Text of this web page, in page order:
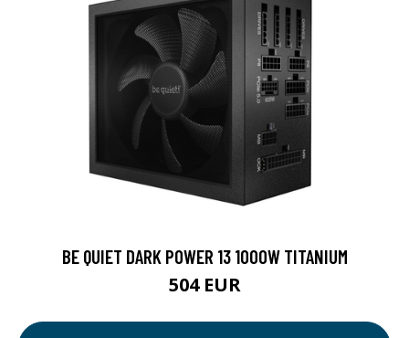
BE QUIET DARK POWER 13 1000W TITANIUM
504 EUR